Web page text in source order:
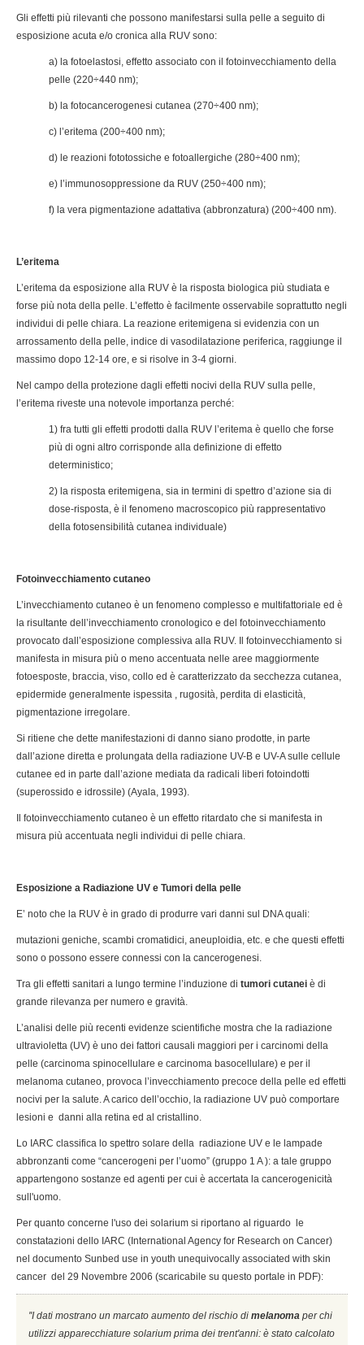
Gli effetti più rilevanti che possono manifestarsi sulla pelle a seguito di
esposizione acuta e/o cronica alla RUV sono:
a) la fotoelastosi, effetto associato con il fotoinvecchiamento della
pelle (220÷440 nm);
b) la fotocancerogenesi cutanea (270÷400 nm);
c) l’eritema (200÷400 nm);
d) le reazioni fototossiche e fotoallergiche (280÷400 nm);
e) l’immunosoppressione da RUV (250÷400 nm);
f) la vera pigmentazione adattativa (abbronzatura) (200÷400 nm).
L’eritema
L’eritema da esposizione alla RUV è la risposta biologica più studiata e
forse più nota della pelle. L’effetto è facilmente osservabile soprattutto negli
individui di pelle chiara. La reazione eritemigena si evidenzia con un
arrossamento della pelle, indice di vasodilatazione periferica, raggiunge il
massimo dopo 12-14 ore, e si risolve in 3-4 giorni.
Nel campo della protezione dagli effetti nocivi della RUV sulla pelle,
l’eritema riveste una notevole importanza perché:
1) fra tutti gli effetti prodotti dalla RUV l’eritema è quello che forse
più di ogni altro corrisponde alla definizione di effetto
deterministico;
2) la risposta eritemigena, sia in termini di spettro d’azione sia di
dose-risposta, è il fenomeno macroscopico più rappresentativo
della fotosensibilità cutanea individuale)
Fotoinvecchiamento cutaneo
L’invecchiamento cutaneo è un fenomeno complesso e multifattoriale ed è
la risultante dell’invecchiamento cronologico e del fotoinvecchiamento
provocato dall’esposizione complessiva alla RUV. Il fotoinvecchiamento si
manifesta in misura più o meno accentuata nelle aree maggiormente
fotoesposte, braccia, viso, collo ed è caratterizzato da secchezza cutanea,
epidermide generalmente ispessita , rugosità, perdita di elasticità,
pigmentazione irregolare.
Si ritiene che dette manifestazioni di danno siano prodotte, in parte
dall’azione diretta e prolungata della radiazione UV-B e UV-A sulle cellule
cutanee ed in parte dall’azione mediata da radicali liberi fotoindotti
(superossido e idrossile) (Ayala, 1993).
Il fotoinvecchiamento cutaneo è un effetto ritardato che si manifesta in
misura più accentuata negli individui di pelle chiara.
Esposizione a Radiazione UV e Tumori della pelle
E’ noto che la RUV è in grado di produrre vari danni sul DNA quali:
mutazioni geniche, scambi cromatidici, aneuploidia, etc. e che questi effetti
sono o possono essere connessi con la cancerogenesi.
Tra gli effetti sanitari a lungo termine l’induzione di tumori cutanei è di
grande rilevanza per numero e gravità.
L’analisi delle più recenti evidenze scientifiche mostra che la radiazione
ultravioletta (UV) è uno dei fattori causali maggiori per i carcinomi della
pelle (carcinoma spinocellulare e carcinoma basocellulare) e per il
melanoma cutaneo, provoca l’invecchiamento precoce della pelle ed effetti
nocivi per la salute. A carico dell’occhio, la radiazione UV può comportare
lesioni e danni alla retina ed al cristallino.
Lo IARC classifica lo spettro solare della radiazione UV e le lampade
abbronzanti come “cancerogeni per l’uomo” (gruppo 1 A ): a tale gruppo
appartengono sostanze ed agenti per cui è accertata la cancerogenicità
sull'uomo.
Per quanto concerne l'uso dei solarium si riportano al riguardo le
constatazioni dello IARC (International Agency for Research on Cancer)
nel documento Sunbed use in youth unequivocally associated with skin
cancer del 29 Novembre 2006 (scaricabile su questo portale in PDF):
''I dati mostrano un marcato aumento del rischio di melanoma per chi
utilizzi apparecchiature solarium prima dei trent'anni: è stato calcolato